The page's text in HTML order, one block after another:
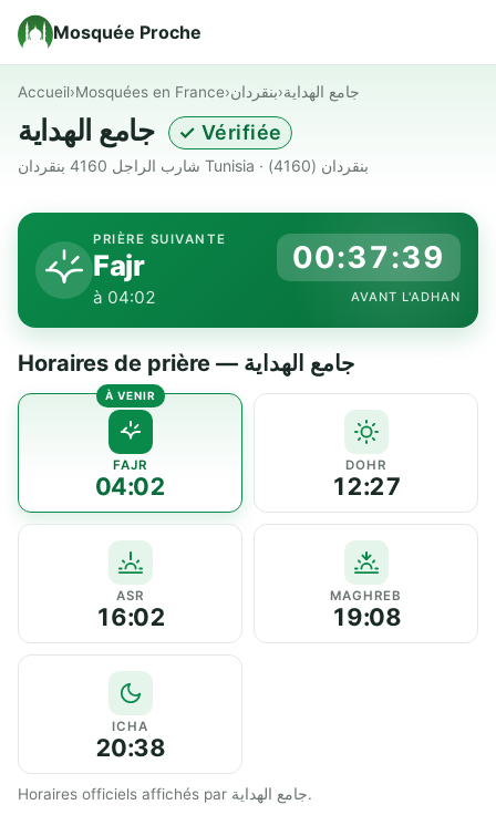
Mosquée Proche
Accueil›Mosquées en France›بنقردان›جامع الهداية
جامع الهداية ✓ Vérifiée
شارب الراجل 4160 بنقردان Tunisia · بنقردان (4160)
PRIÈRE SUIVANTE
Fajr
à 04:02
00:37:39
AVANT L'ADHAN
Horaires de prière — جامع الهداية
FAJR
04:02
DOHR
12:27
ASR
16:02
MAGHREB
19:08
ICHA
20:38
Horaires officiels affichés par جامع الهداية.